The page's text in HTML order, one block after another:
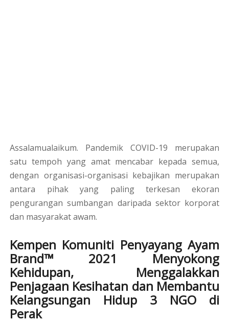
Assalamualaikum. Pandemik COVID-19 merupakan
satu tempoh yang amat mencabar kepada semua,
dengan organisasi-organisasi kebajikan merupakan
antara pihak yang paling terkesan ekoran
pengurangan sumbangan daripada sektor korporat
dan masyarakat awam.
Kempen Komuniti Penyayang Ayam
Brand™ 2021 Menyokong
Kehidupan, Menggalakkan
Penjagaan Kesihatan dan Membantu
Kelangsungan Hidup 3 NGO di
Perak